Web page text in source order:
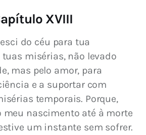
XVIII
do céu para tua
misérias, não levado
mas pelo amor, para
e a suportar com
temporais. Porque,
meu nascimento até à morte
um instante sem sofrer.